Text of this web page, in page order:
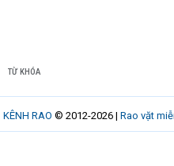
TỪ KHÓA
KÊNH RAO © 2012-2026 | Rao vặt